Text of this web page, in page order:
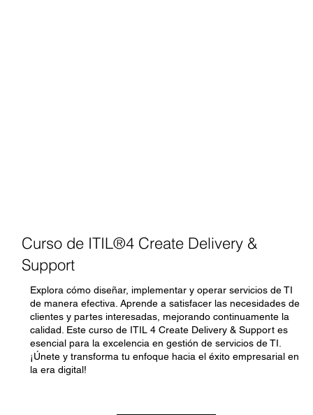
Curso de ITIL®4 Create Delivery &
Support
Explora cómo diseñar, implementar y operar servicios de TI
de manera efectiva. Aprende a satisfacer las necesidades de
clientes y partes interesadas, mejorando continuamente la
calidad. Este curso de ITIL 4 Create Delivery & Support es
esencial para la excelencia en gestión de servicios de TI.
¡Únete y transforma tu enfoque hacia el éxito empresarial en
la era digital!